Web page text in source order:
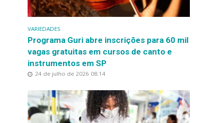
VARIEDADES
Programa Guri abre inscrições para 60 mil
vagas gratuitas em cursos de canto e
instrumentos em SP
24 de julho de 2026 08:14